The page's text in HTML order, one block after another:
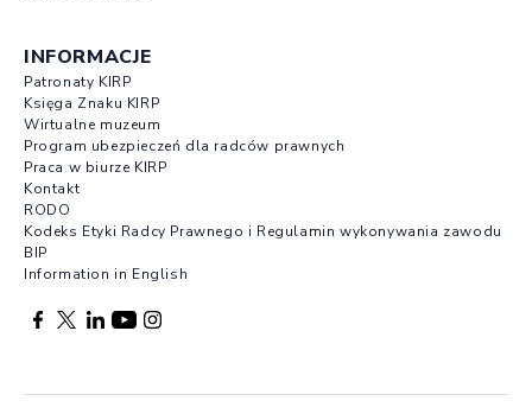
INFORMACJE
Patronaty KIRP
Księga Znaku KIRP
Wirtualne muzeum
Program ubezpieczeń dla radców prawnych
Praca w biurze KIRP
Kontakt
RODO
Kodeks Etyki Radcy Prawnego i Regulamin wykonywania zawodu
BIP
Information in English
Facebook otwierany w nowej karcie
Profil X otwierany w nowej karcie
Profil LinkedIn otwierany w nowej karcie
Profil YouTube otwierany w nowej karcie
Profil Instagram otwierany w nowej karcie